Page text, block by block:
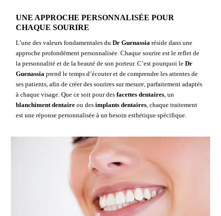
UNE APPROCHE PERSONNALISÉE POUR
CHAQUE SOURIRE
L’une des valeurs fondamentales duDr Guenassia réside dans une
approche profondément personnalisée. Chaque sourire est le reflet de
la personnalité et de la beauté de son porteur. C’est pourquoi leDr
Guenassia prend le temps d’écouter et de comprendre les attentes de
ses patients, afin de créer des sourires sur mesure, parfaitement adaptés
à chaque visage. Que ce soit pour desfacettes dentaires, un
blanchiment dentaire ou desimplants dentaires, chaque traitement
est une réponse personnalisée à un besoinesthétique spécifique.